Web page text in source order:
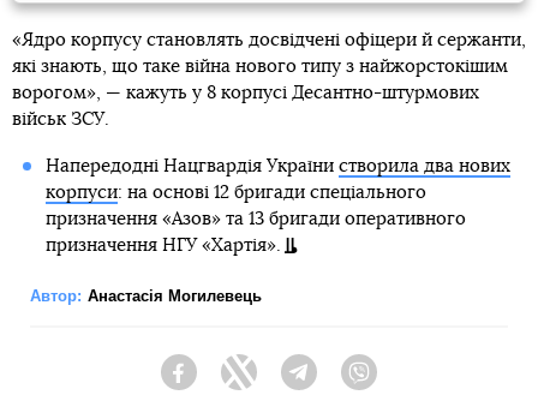
«Ядро корпусу становлять досвідчені офіцери й сержанти,
які знають, що таке війна нового типу з найжорстокішим
ворогом», — кажуть у 8 корпусі Десантно-штурмових
військ ЗСУ.
Напередодні Нацгвардія України створила два нових
корпуси: на основі 12 бригади спеціального
призначення «Азов» та 13 бригади оперативного
призначення НГУ «Хартія».
Автор: Анастасія Могилевець
FacebookTwitter Telegram